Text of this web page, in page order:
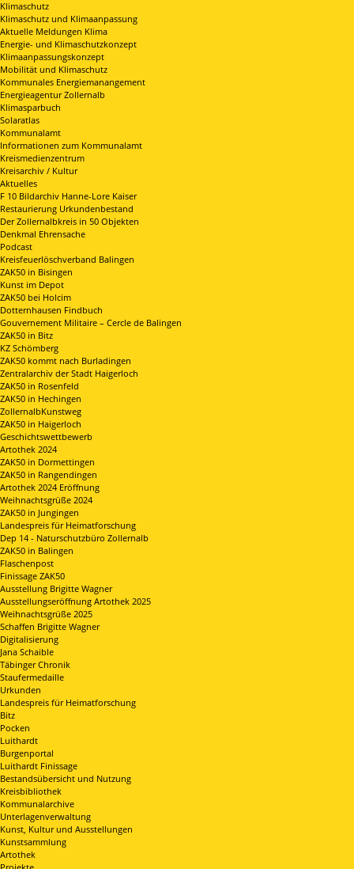
Klimaschutz
Klimaschutz und Klimaanpassung
Aktuelle Meldungen Klima
Energie- und Klimaschutzkonzept
Klimaanpassungskonzept
Mobilität und Klimaschutz
Kommunales Energiemanangement
Energieagentur Zollernalb
Klimasparbuch
Solaratlas
Kommunalamt
Informationen zum Kommunalamt
Kreismedienzentrum
Kreisarchiv / Kultur
Aktuelles
F 10 Bildarchiv Hanne-Lore Kaiser
Restaurierung Urkundenbestand
Der Zollernalbkreis in 50 Objekten
Denkmal Ehrensache
Podcast
Kreisfeuerlöschverband Balingen
ZAK50 in Bisingen
Kunst im Depot
ZAK50 bei Holcim
Dotternhausen Findbuch
Gouvernement Militaire – Cercle de Balingen
ZAK50 in Bitz
KZ Schömberg
ZAK50 kommt nach Burladingen
Zentralarchiv der Stadt Haigerloch
ZAK50 in Rosenfeld
ZAK50 in Hechingen
ZollernalbKunstweg
ZAK50 in Haigerloch
Geschichtswettbewerb
Artothek 2024
ZAK50 in Dormettingen
ZAK50 in Rangendingen
Artothek 2024 Eröffnung
Weihnachtsgrüße 2024
ZAK50 in Jungingen
Landespreis für Heimatforschung
Dep 14 - Naturschutzbüro Zollernalb
ZAK50 in Balingen
Flaschenpost
Finissage ZAK50
Ausstellung Brigitte Wagner
Ausstellungseröffnung Artothek 2025
Weihnachtsgrüße 2025
Schaffen Brigitte Wagner
Digitalisierung
Jana Schaible
Täbinger Chronik
Staufermedaille
Urkunden
Landespreis für Heimatforschung
Bitz
Pocken
Luithardt
Burgenportal
Luithardt Finissage
Bestandsübersicht und Nutzung
Kreisbibliothek
Kommunalarchive
Unterlagenverwaltung
Kunst, Kultur und Ausstellungen
Kunstsammlung
Artothek